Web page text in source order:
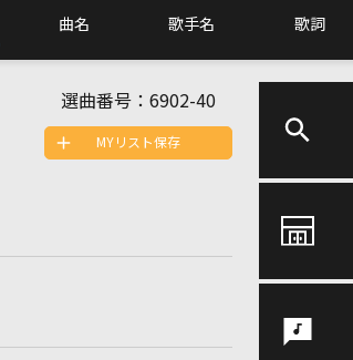
曲名 歌手名 歌詞
選曲番号： 6902-40
MYリスト保存